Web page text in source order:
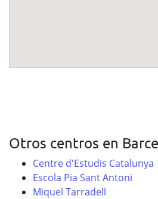
Otros centros en
Centre d'Estudis Catalunya
Escola Pia Sant Antoni
Miquel Tarradell